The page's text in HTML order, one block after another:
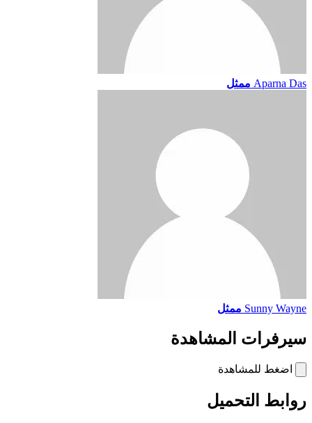
Aparna Das ممثل
Sunny Wayne ممثل
سيرفرات المشاهدة
اضغط للمشاهدة
روابط التحميل